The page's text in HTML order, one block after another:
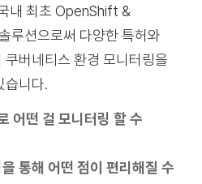
내 최초 OpenShift &
루션으로써 다양한 특허와
버네티스 환경 모니터링을
습니다.
어떤 걸 모니터링 할 수
통해 어떤 점이 편리해질 수